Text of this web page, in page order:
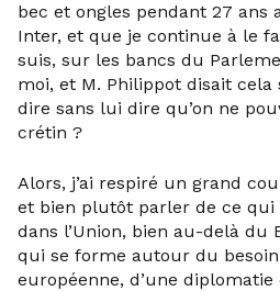
bec et ongles pendant 27 ans
Inter, et que je continue à le
suis, sur les bancs du
moi, et M. Philippot disait
dire sans lui dire qu’on ne
crétin ?
Alors, j’ai respiré un grand
et bien plutôt parler de ce qui
dans l’Union, bien au-delà du
qui se forme autour du besoin
européenne, d’une diplomatie